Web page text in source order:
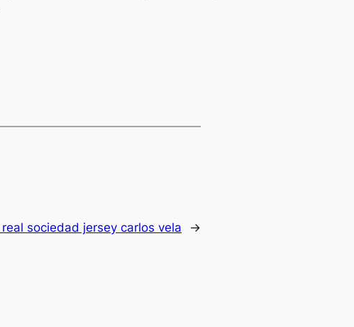
real sociedad jersey carlos vela →